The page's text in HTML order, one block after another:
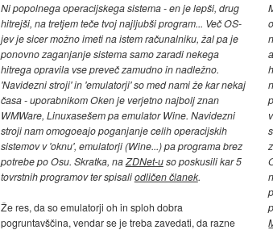
Ni popolnega operacijskega sistema - en je lepši, drug
hitrejši, na tretjem teče tvoj najljubši program... Več OS-
jev je sicer možno imeti na istem računalniku, žal pa je
ponovno zaganjanje sistema samo zaradi nekega
hitrega opravila vse preveč zamudno in nadležno.
'Navidezni stroji' in 'emulatorji' so med nami že kar nekaj
časa - uporabnikom Oken je verjetno najbolj znan
WMWare, Linuxasešem pa emulator Wine. Navidezni
stroji nam omogoeajo poganjanje celih operacijskih
sistemov v 'oknu', emulatorji (Wine...) pa programa brez
potrebe po Osu. Skratka, naZDNet-uso poskusili kar 5
tovrstnih programov ter spisaliodličen članek.
Že res, da so emulatorji oh in sploh dobra
pogruntavščina, vendar se je treba zavedati, da razne